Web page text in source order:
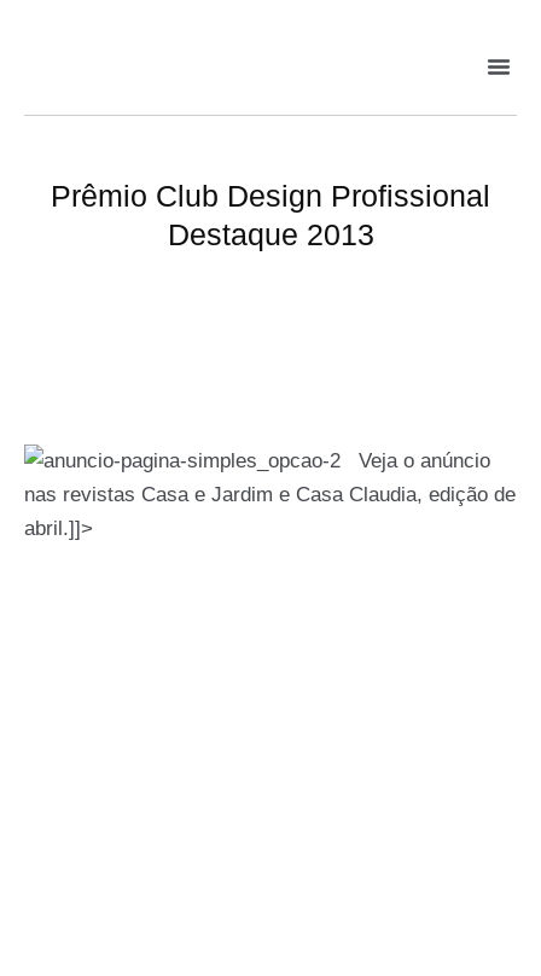
Prêmio Club Design Profissional
Destaque 2013
Veja o anúncio
nas revistas Casa e Jardim e Casa Claudia, edição de
abril.]]>